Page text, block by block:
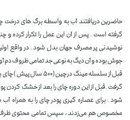
حاضرین دریافتند آب به واسطه برگ های
گرفته است . پس از آن این عمل را تکرار کرده
نوشیدنی پر مصرف جهان بدل شود . در واقع
جوش بوده و آن دیگ به نوعی جد تمامی ظروف دم
قبل از سلسله مینگ در
گرفت .قبل از این دوره چای را بعد از خشک کردن
شود . برای عصاره گیری پودر چای را به همراه آب
مخصوص هم می‌زدند ، سپس تمامی محتوی ظرف